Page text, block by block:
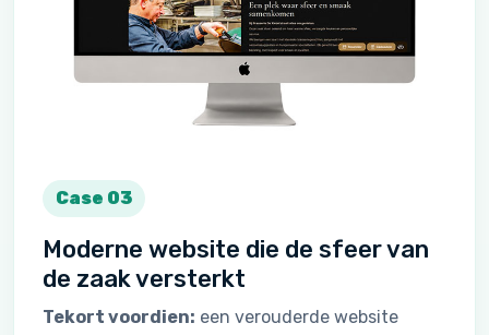
Case 03
Moderne website die de sfeer van
de zaak versterkt
Tekort voordien: een verouderde website